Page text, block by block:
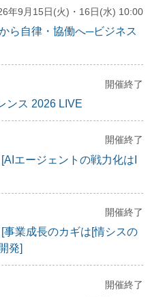
年9月15日(火)・16日(水) 10:00
ら自律・協働へ─ビジネス
開催終了
ンス 2026 LIVE
開催終了
エージェントの戦力化はI
開催終了
事業成長のカギは[情シスの
発]
開催終了